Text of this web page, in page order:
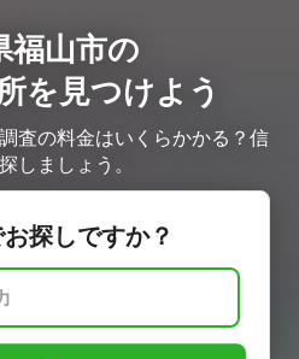
福山市の
を見つけよう
査の料金はいくらかかる？信
しましょう。
探しですか？